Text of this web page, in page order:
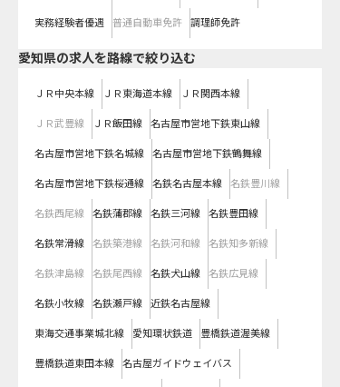
実務経験者優遇 普通自動車免許 調理師免許
愛知県の求人を路線で絞り込む
ＪＲ中央本線 ＪＲ東海道本線 ＪＲ関西本線
ＪＲ武豊線 ＪＲ飯田線 名古屋市営地下鉄東山線
名古屋市営地下鉄名城線 名古屋市営地下鉄鶴舞線
名古屋市営地下鉄桜通線 名鉄名古屋本線 名鉄豊川線
名鉄西尾線 名鉄蒲郡線 名鉄三河線 名鉄豊田線
名鉄常滑線 名鉄築港線 名鉄河和線 名鉄知多新線
名鉄津島線 名鉄尾西線 名鉄犬山線 名鉄広見線
名鉄小牧線 名鉄瀬戸線 近鉄名古屋線
東海交通事業城北線 愛知環状鉄道 豊橋鉄道渥美線
豊橋鉄道東田本線 名古屋ガイドウェイバス